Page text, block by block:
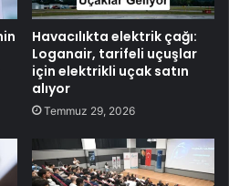
Havacılıkta elektrik çağı:
Loganair, tarifeli uçuşlar
için elektrikli uçak satın
alıyor
Temmuz 29, 2026